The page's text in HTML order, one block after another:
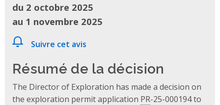
du 2 octobre 2025
au 1 novembre 2025
Suivre cet avis
Résumé de la décision
The Director of Exploration has made a decision on
the exploration permit application PR-25-000194 to